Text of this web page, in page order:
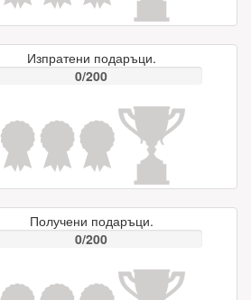
Изпратени подаръци.
0/200
Получени подаръци.
0/200